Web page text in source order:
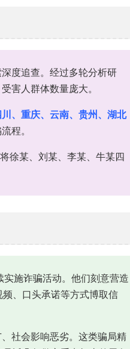
度追查。经过多轮分析研
害人群体数量庞大。
川、重庆、云南、贵州、湖北
程。
徐某、刘某、李某、牛某四
施诈骗活动。他们刻意营造
、口头承诺等方式博取信
社会影响恶劣。这类骗局精